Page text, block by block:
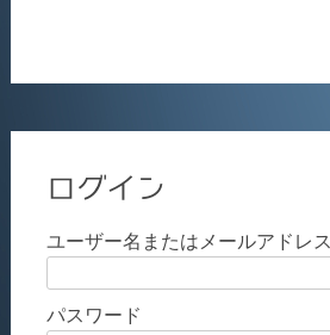
ログイン
ユーザー名またはメールアドレス
パスワード